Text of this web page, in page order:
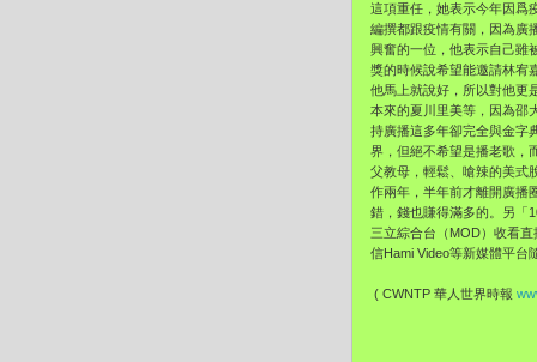
這項重任， 她表示今年因爲
編撰都跟疫情有關，因為廣
興奮的一位， 他表示自己雖
獎的時候說希望能邀請林宥
他馬上就說好， 所以對他更
本來的夏川里美等，因為邵
持廣播這多年卻完全與金字
界， 但絕不希望是播老歌，
父教母，輕鬆、 嗆辣的美式
作兩年，半年前才離開廣播
錯， 錢也賺得滿多的。另「
三立綜合台（MOD）收看直
信Hami Video等新媒體平台
( CWNTP 華人世界時報